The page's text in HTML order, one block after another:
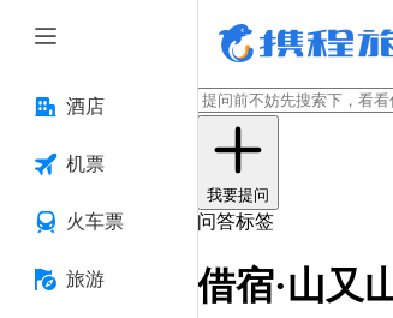
酒店
机票
火车票
旅游
我要提问
问答标签
借宿·山又